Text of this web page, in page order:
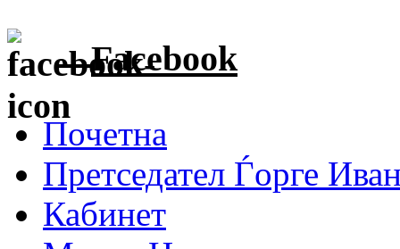
Facebook
Почетна
Претседател Ѓорге
Кабинет